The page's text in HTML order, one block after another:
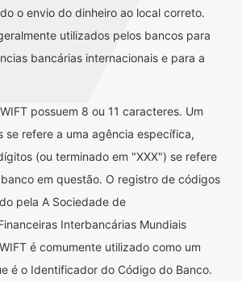
o envio do dinheiro ao local correto.
utilizados pelos bancos para
bancárias internacionais e para a
possuem 8 ou 11 caracteres. Um
se refere a uma agência específica,
(ou terminado em "XXX") se refere
em questão. O registro de códigos
pela A Sociedade de
Interbancárias Mundiais
é comumente utilizado como um
é o Identificador do Código do Banco.